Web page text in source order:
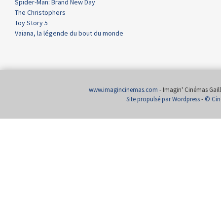
Spider-Man: Brand New Day
The Christophers
Toy Story 5
Vaiana, la légende du bout du monde
www.imagincinemas.com - Imagin' Cinémas
Site propulsé par Wordpress- ©